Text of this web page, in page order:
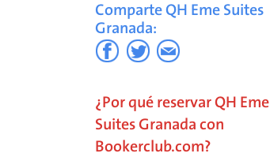
Comparte QH Eme Suites
Granada:
¿Por qué reservar QH Eme
Suites Granada con
Bookerclub.com?